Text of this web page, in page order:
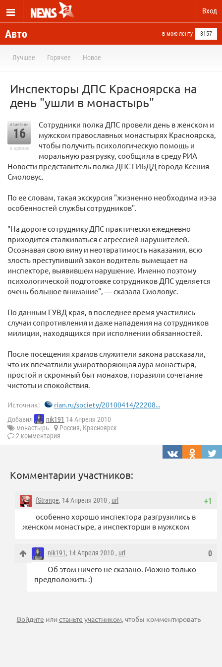
Вход
Авто в мою ленту 3157
Лучшее Горячее Новое
Инспекторы ДПС Красноярска на
день "ушли в монастырь"
отметили
16
в архиве
Сотрудники полка ДПС провели день в женском и
мужском православных монастырях Красноярска,
чтобы получить психологическую помощь и
моральную разгрузку, сообщила в среду РИА
Новости представитель полка ДПС ГИБДД города Ксения
Смоловус.
По ее словам, такая экскурсия "жизненно необходима из-за
особенностей службы сотрудников".
"На дороге сотруднику ДПС практически ежедневно
приходится сталкиваться с агрессией нарушителей.
Осознавая свою вину и неотвратимость наказания, всю
злость преступивший закон водитель вымещает на
инспекторе, выявившем нарушение. Именно поэтому
психологической подготовке сотрудников ДПС уделяется
очень большое внимание", — сказала Смоловус.
По данным ГУВД края, в последнее время участились
случаи сопротивления и даже нападения на сотрудников
милиции, находящихся при исполнении обязанностей.
После посещения храмов служители закона рассказали,
что их впечатлили умиротворяющая аура монастыря,
простой и скромный быт монахов, поразили сочетание
чистоты и спокойствия.
Источник: rian.ru/society/20100414/22208...
Добавил nik191 14 Апреля 2010
монастырь
Россия, Красноярск
2 комментария
Комментарии участников:
+1
fStrange, 14 Апреля 2010 , url
особенно хорошо инспектора разгрузились в
женском монастыре, а инспекторши в мужском
0
nik191, 14 Апреля 2010 , url
Об этом ничего не сказано. Можно только
предположить :)
Войдите илистаньте участником, чтобы комментировать